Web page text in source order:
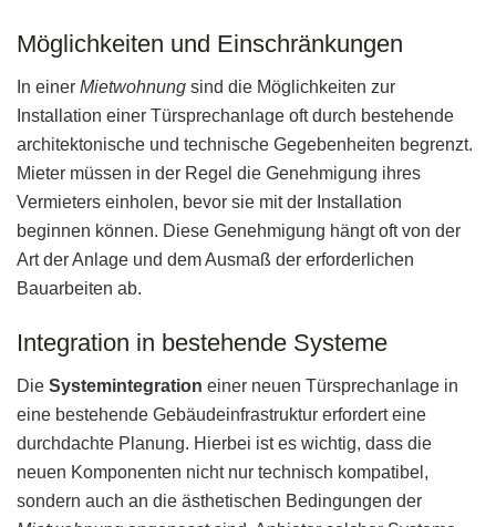
Möglichkeiten und Einschränkungen
In einer Mietwohnung sind die Möglichkeiten zur
Installation einer Türsprechanlage oft durch bestehende
architektonische und technische Gegebenheiten begrenzt.
Mieter müssen in der Regel die Genehmigung ihres
Vermieters einholen, bevor sie mit der Installation
beginnen können. Diese Genehmigung hängt oft von der
Art der Anlage und dem Ausmaß der erforderlichen
Bauarbeiten ab.
Integration in bestehende Systeme
Die Systemintegration einer neuen Türsprechanlage in
eine bestehende Gebäudeinfrastruktur erfordert eine
durchdachte Planung. Hierbei ist es wichtig, dass die
neuen Komponenten nicht nur technisch kompatibel,
sondern auch an die ästhetischen Bedingungen der